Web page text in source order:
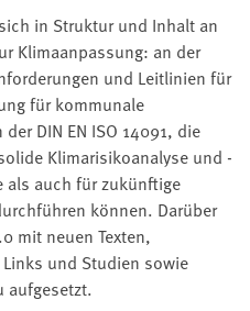
in Struktur und Inhalt an
Klimaanpassung: an der
und Leitlinien für
für kommunale
DIN EN ISO 14091, die
Klimarisikoanalyse und -
als auch für zukünftige
können. Darüber
mit neuen Texten,
und Studien sowie
aufgesetzt.